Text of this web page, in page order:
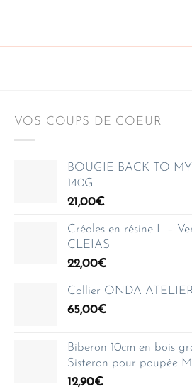
VOS COUPS DE COEUR
BOUGIE BACK TO
140G
21,00€
Créoles en résine L –
CLEIAS
22,00€
Collier ONDA
65,00€
Biberon 10cm en bois
Sisteron pour poupée
12,90€